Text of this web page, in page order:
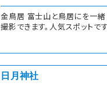
金鳥居 富士山と鳥居にを一
撮影できます。人気スポットで
日月神社